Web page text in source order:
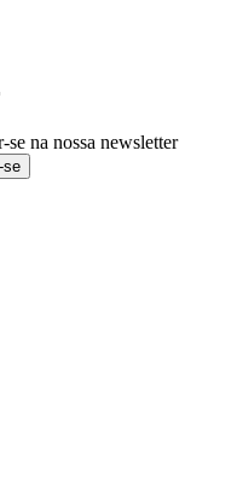
na nossa newsletter
se